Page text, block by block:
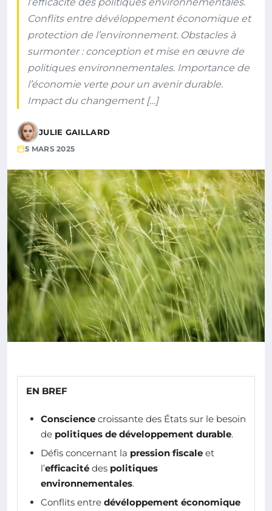
Conflits entre dévéloppement économique et
protection de l’environnement. Obstacles à
surmonter : conception et mise en œuvre de
politiques environnementales. Importance de
l’économie verte pour un avenir durable.
Impact du changement […]
JULIE GAILLARD
5 MARS 2025
EN BREF
Conscience croissante des États sur le besoin
de politiques de développement durable.
Défis concernant la pression fiscale et
l’efficacité des politiques
environnementales.
Conflits entre dévéloppement économique